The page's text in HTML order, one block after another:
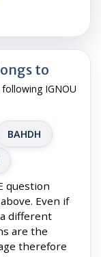
to
IGNOU
BAHDH
question
Even if
different
are the
therefore